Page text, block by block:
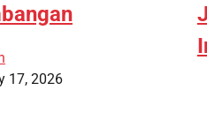
17, 2026